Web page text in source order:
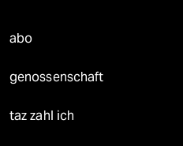
abo
genossenschaft
taz zahl ich